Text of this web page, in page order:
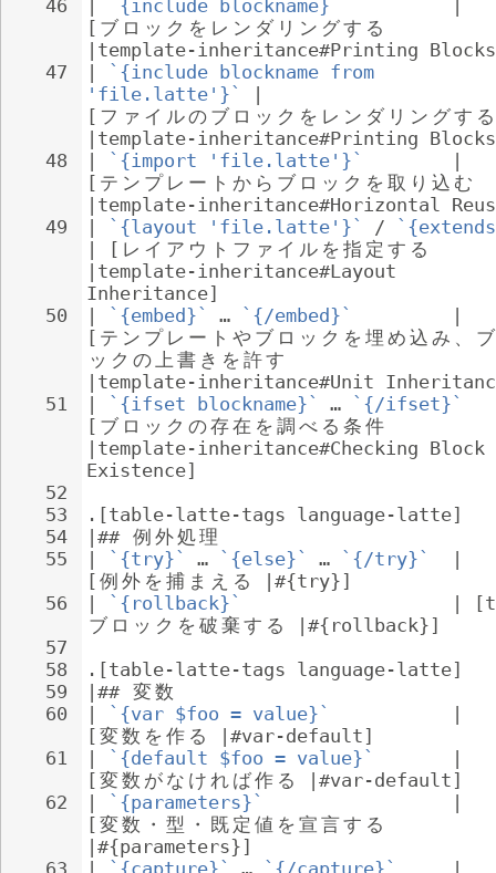
46
47
48
49
50
51
52
53
54
55
56
57
58
59
60
61
62
63
`{include blockname}`
[ ブ ロ ッ ク を レ ン ダ リ ン グす る
|template-inheritance#Printing
`{include blockname from
'file.latte'}`
[ フ ァ イ ルの ブ ロ ッ ク を レ ン ダ リ ン グす る
|template-inheritance#Printing
`{import 'file.latte'}`
[ テ ン プ レ ー ト か ら ブ ロ ッ ク を 取 り 込 む
|template-inheritance#Horizontal
`{layout 'file.latte'}` /
| [ レ イ ア ウ ト フ ァ イ ル を 指 定 す る
|template-inheritance#Layout
Inheritance]
`{embed}` … `{/embed}`
[ テ ン プ レ ー ト や ブ ロ ッ ク を 埋 め 込 み 、
ブ
ッ ク の上 書 き を 許す
|template-inheritance#Unit
`{ifset blockname}` … `{/ifset}`
[ ブ ロ ッ ク の存在 を 調 べ る 条 件
|template-inheritance#Checking Block
Existence]
.[table-latte-tags language-latte]
|## 例 外処理
`{try}` … `{else}` … `{/try}`
[ 例 外 を 捕 ま え る
|#{try}]
`{rollback}`
|
ブ ロ ッ ク を 破 棄 す る
|#{rollback}]
.[table-latte-tags language-latte]
|## 変数
`{var $foo = value}`
[ 変数 を 作 る
|#var-default]
`{default $foo = value}`
[ 変数 が な け れ ば作 る
|#var-default]
`{parameters}`
[ 変数 ・ 型 ・ 既 定 値 を 宣 言す る
|#{parameters}]
`{capture}` … `{/capture}`